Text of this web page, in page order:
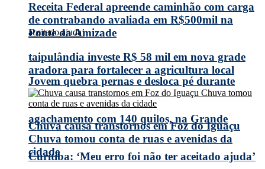
Jovem quebra pernas e desloca pé durante
agachamento com 140 quilos, na Grande
Curitiba: ‘Meu erro foi não ter aceitado ajuda’
Receita Federal apreende caminhão com carga
de contrabando avaliada em R$500mil na
Ponte da Amizade
taipulândia investe R$ 58 mil em nova grade
aradora para fortalecer a agricultura local
Chuva causa transtornos em Foz do Iguaçu
Chuva tomou conta de ruas e avenidas da
cidade